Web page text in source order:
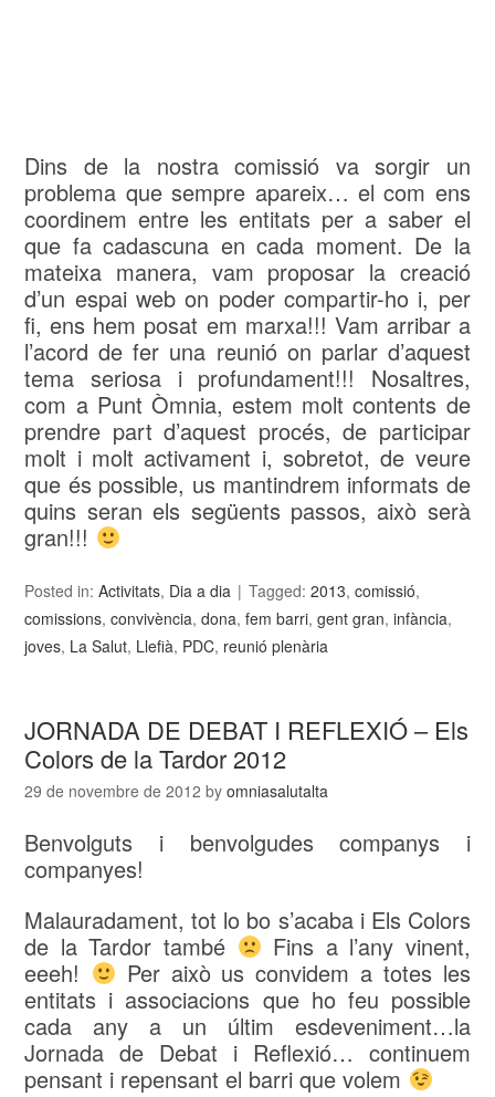
Dins de la nostra comissió va sorgir un
problema que sempre apareix… el com ens
coordinem entre les entitats per a saber el
que fa cadascuna en cada moment. De la
mateixa manera, vam proposar la creació
d’un espai web on poder compartir-ho i, per
fi, ens hem posat em marxa!!! Vam arribar a
l’acord de fer una reunió on parlar d’aquest
tema seriosa i profundament!!! Nosaltres,
com a Punt Òmnia, estem molt contents de
prendre part d’aquest procés, de participar
molt i molt activament i, sobretot, de veure
que és possible, us mantindrem informats de
quins seran els següents passos, això serà
gran!!!
Posted in:Activitats, Dia a dia Tagged:2013,comissió,
comissions,convivència,dona,fem barri,gent gran,infància,
joves, La Salut, Llefià, PDC, reunió plenària
JORNADA DE DEBAT I REFLEXIÓ – Els
Colors de la Tardor 2012
29 de novembre de 2012 byomniasalutalta
Benvolguts i benvolgudes companys i
companyes!
Malauradament, tot lo bo s’acaba i Els Colors
de la Tardor també
Fins a l’any vinent,
eeeh!
Per això us convidem a totes les
entitats i associacions que ho feu possible
cada any a un últim esdeveniment…la
Jornada de Debat i Reflexió… continuem
pensant i repensant el barri que volem